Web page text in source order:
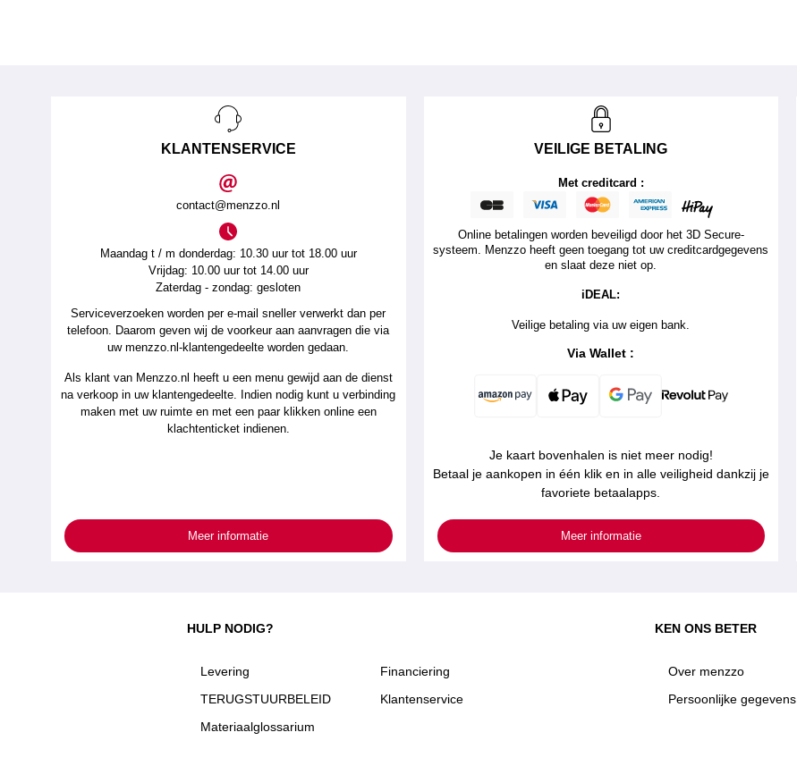
KLANTENSERVICE
contact@menzzo.nl
Maandag t / m donderdag: 10.30 uur tot 18.00 uur
Vrijdag: 10.00 uur tot 14.00 uur
Zaterdag - zondag: gesloten
Serviceverzoeken worden per e-mail sneller verwerkt dan per
telefoon. Daarom geven wij de voorkeur aan aanvragen die via
uw menzzo.nl-klantengedeelte worden gedaan.
Als klant van Menzzo.nl heeft u een menu gewijd aan de dienst
na verkoop in uw klantengedeelte. Indien nodig kunt u verbinding
maken met uw ruimte en met een paar klikken online een
klachtenticket indienen.
Meer informatie
VEILIGE BETALING
Met creditcard :
Online betalingen worden beveiligd door het 3D Secure-
systeem. Menzzo heeft geen toegang tot uw creditcardgegevens
en slaat deze niet op.
iDEAL:
Veilige betaling via uw eigen bank.
Via Wallet :
Je kaart bovenhalen is niet meer nodig!
Betaal je aankopen in één klik en in alle veiligheid dankzij je
favoriete betaalapps.
Meer informatie
HULP NODIG?
Levering
TERUGSTUURBELEID
Materiaalglossarium
Financiering
Klantenservice
KEN ONS BETER
Over menzzo
Persoonlijke gegevens